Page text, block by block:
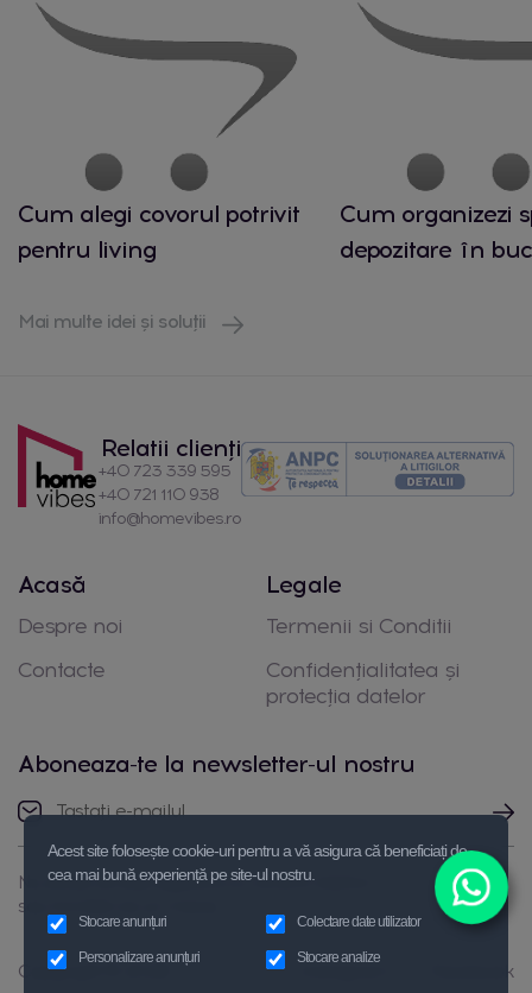
Cum alegi covorul potrivit
pentru living
Cum organizezi
depozitare în
Mai multe idei și soluții
Relatii clienți
+40 723 339 595
+40 721 110 938
info@homevibes.ro
Acasă
Despre noi
Contacte
Legale
Termenii si Conditii
Confidențialitatea și
protecția datelor
Aboneaza-te la newsletter-ul nostru
Nu ezitați să luați legătura cu noi prin telefon
sau trimiteți-ne un mesaj
Copyright © 2026 Facebook
Acest site folosește cookie-uri pentru a vă asigura că beneficiați de
cea mai bună experiență pe site-ul nostru.
Stocare anunțuri Colectare date utilizator
Personalizare anunțuri Stocare analize